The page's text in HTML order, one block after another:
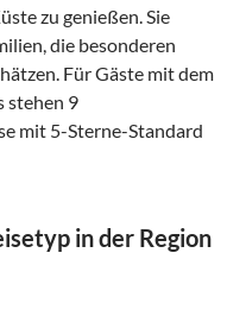
zu genießen. Sie
die besonderen
Für Gäste mit dem
stehen 9
mit 5-Sterne-Standard
in der Region